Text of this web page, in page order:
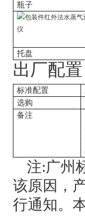
瓶子
托盘
出厂配置
标准配置
选购
备注
注:广州
该原因，
行通知。